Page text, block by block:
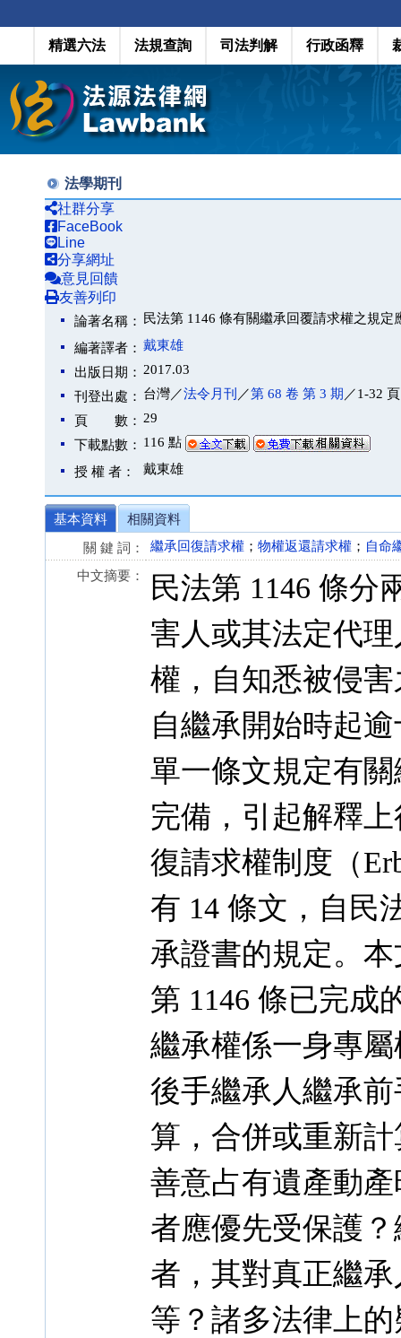
精選六法 法規查詢 司法判解 行政函釋
法學期刊
社群分享
FaceBook
Line
分享網址
意見回饋
友善列印
論著名稱： 民法第 1146 條有關繼承回覆請求權之規
編著譯者： 戴東雄
出版日期： 2017.03
刊登出處： 台灣／法令月刊 ／第 68 卷 第 3 期 ／1-32 頁
頁 數： 29
下載點數： 116 點
授 權 者： 戴東雄
基本資料
相關資料
關 鍵 詞：
繼承回復請求權 ； 物權返還請求權 ； 自命
中文摘要：
民法第 1146 條分
害人或其法定代
權，自知悉被侵
自繼承開始時起
單一條文規定有
完備，引起解釋
復請求權制度（
有 14 條文，自民
承證書的規定。
第 1146 條已完成
繼承權係一身專
後手繼承人繼承
算，合併或重新
善意占有遺產動
者應優先受保護
者，其對真正繼
等？諸多法律上